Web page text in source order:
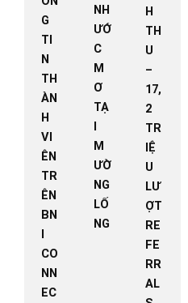
G
TI
N
TH
ÀN
H
VI
ÊN
TR
ÊN
BN
I
CO
NN
EC
NH
ƯỚ
C
M
Ơ
TẠ
I
M
ƯỜ
NG
LỐ
NG
H
TH
U
–
17,
2
TR
IỆ
U
LƯ
ỢT
RE
FE
RR
AL